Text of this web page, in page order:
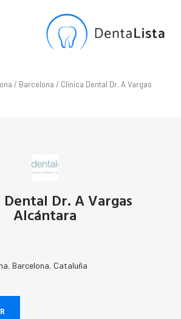
/ Barcelona / Clínica Dental Dr. A Vargas
Dr. A Vargas
Alcántara
, Barcelona, Cataluña